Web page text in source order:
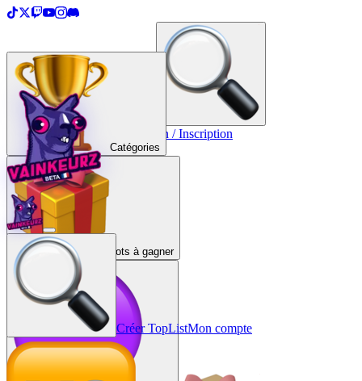
Créer une TopList Connexion / Inscription
Catégories
Lots à gagner
Créer TopListMon compte